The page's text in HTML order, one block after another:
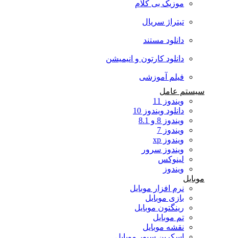
موزیک بی کلام
تیتراژ سریال
دانلود مستند
دانلود کارتون و انیمیشن
فیلم آموزشی
سیستم عامل
ویندوز 11
دانلود ویندوز 10
ویندوز 8 و 8.1
ویندوز 7
ویندوز xp
ویندوز سرور
لینوکس
ویندوز
موبایل
نرم افزار موبایل
بازی موبایل
رینگتون موبایل
تم موبایل
نقشه موبایل